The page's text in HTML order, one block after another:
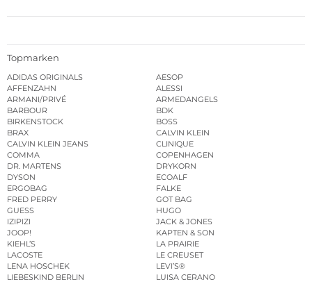
Topmarken
ADIDAS ORIGINALS
AESOP
AFFENZAHN
ALESSI
ARMANI/PRIVÉ
ARMEDANGELS
BARBOUR
BDK
BIRKENSTOCK
BOSS
BRAX
CALVIN KLEIN
CALVIN KLEIN JEANS
CLINIQUE
COMMA
COPENHAGEN
DR. MARTENS
DRYKORN
DYSON
ECOALF
ERGOBAG
FALKE
FRED PERRY
GOT BAG
GUESS
HUGO
IZIPIZI
JACK & JONES
JOOP!
KAPTEN & SON
KIEHL’S
LA PRAIRIE
LACOSTE
LE CREUSET
LENA HOSCHEK
LEVI’S®
LIEBESKIND BERLIN
LUISA CERANO